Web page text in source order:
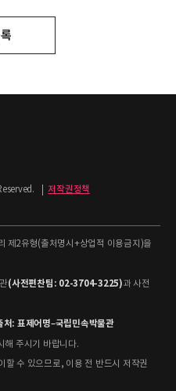
저작권정책
제2유형(출처명시+상업적 이용금지)을
(사전편찬팀: 02-3704-3225)과 사전
처: 표제어명–국립민속박물관
해 주시기 바랍니다.
할 수 있으므로, 이용 전 반드시 저작권